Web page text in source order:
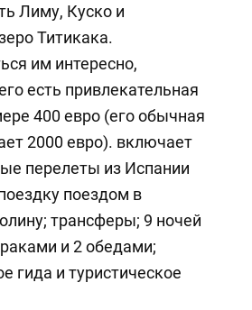
Лиму, Куско и
Титикака.
им интересно,
есть привлекательная
400 евро (его обычная
2000 евро). включает
перелеты из Испании
поездом в
трансферы; 9 ночей
и 2 обедами;
гида и туристическое